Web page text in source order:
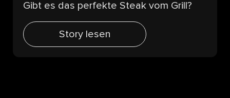
Gibt es das perfekte Steak vom Grill?
Story lesen